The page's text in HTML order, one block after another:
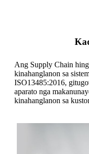
Ang Supply Chain
kinahanglanon sa
ISO13485:2016,
aparato nga
kinahanglanon sa